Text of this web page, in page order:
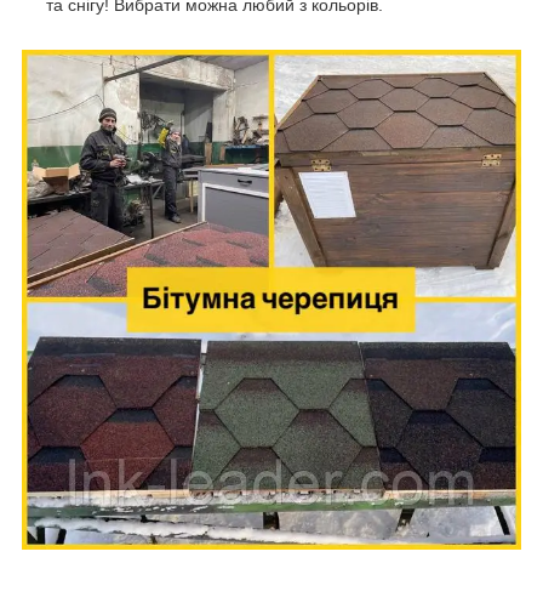
та снігу! Вибрати можна любий з кольорів.